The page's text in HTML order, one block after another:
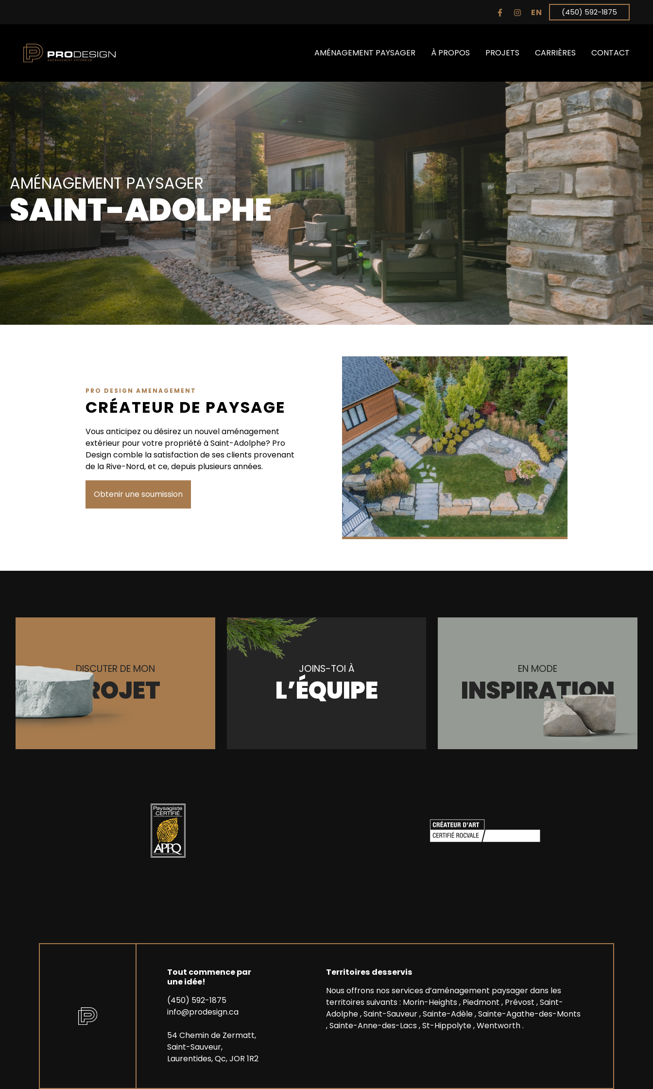
EN (450) 592-1875
AMÉNAGEMENT PAYSAGER À PROPOS PROJETS CARRIÈRES CONTACT
AMÉNAGEMENT PAYSAGER
SAINT-ADOLPHE
PRO DESIGN AMENAGEMENT
CRÉATEUR DE PAYSAGE
Vous anticipez ou désirez un nouvel aménagement
extérieur pour votre propriété à Saint-Adolphe? Pro
Design comble la satisfaction de ses clients provenant
de la Rive-Nord, et ce, depuis plusieurs années.
Obtenir une soumission
DISCUTER DE MON
PROJET
JOINS-TOI À
L’ÉQUIPE
EN MODE
INSPIRATION
Tout commence par
une idée!
(450) 592-1875
info@prodesign.ca
54 Chemin de Zermatt,
Saint-Sauveur,
Laurentides, Qc, JOR 1R2
Territoires desservis
Nous offrons nos services d’aménagement paysager dans les
territoires suivants : Morin-Heights, Piedmont , Prévost ,Saint-
Adolphe,Saint-Sauveur,Sainte-Adèle,Sainte-Agathe-des-Monts
,Sainte-Anne-des-Lacs,St-Hippolyte,Wentworth.